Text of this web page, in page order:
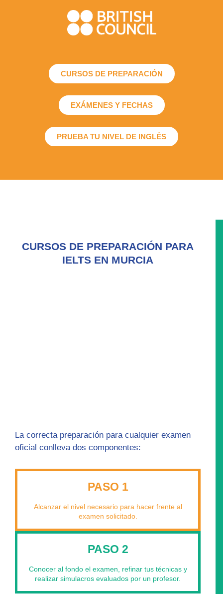
CURSOS DE PREPARACIÓN
EXÁMENES Y FECHAS
PRUEBA TU NIVEL DE INGLÉS
CURSOS DE PREPARACIÓN PARA
IELTS EN MURCIA
La correcta preparación para cualquier examen
oficial conlleva dos componentes:
PASO 1
Alcanzar el nivel necesario para hacer frente al
examen solicitado.
PASO 2
Conocer al fondo el examen, refinar tus técnicas y
realizar simulacros evaluados por un profesor.